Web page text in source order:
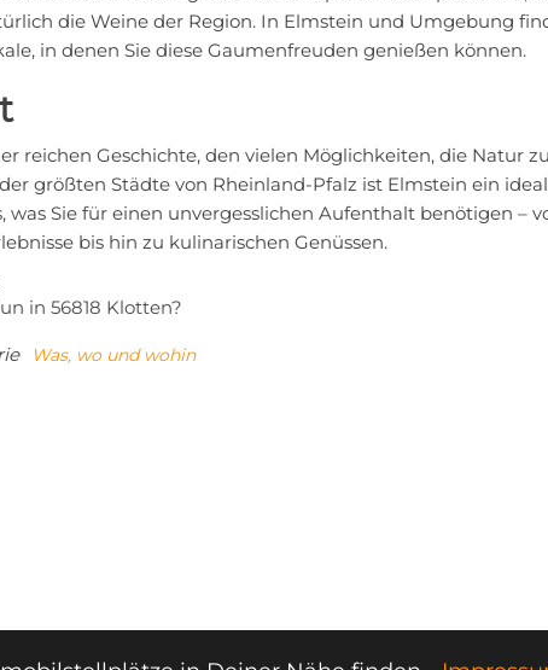
die Weine der Region. In Elmstein und Umgebung
in denen Sie diese Gaumenfreuden genießen können.
reichen Geschichte, den vielen Möglichkeiten, die Natur
größten Städte von Rheinland-Pfalz ist Elmstein ein
was Sie für einen unvergesslichen Aufenthalt benötigen –
bis hin zu kulinarischen Genüssen.
in 56818 Klotten?
Was, wo und wohin